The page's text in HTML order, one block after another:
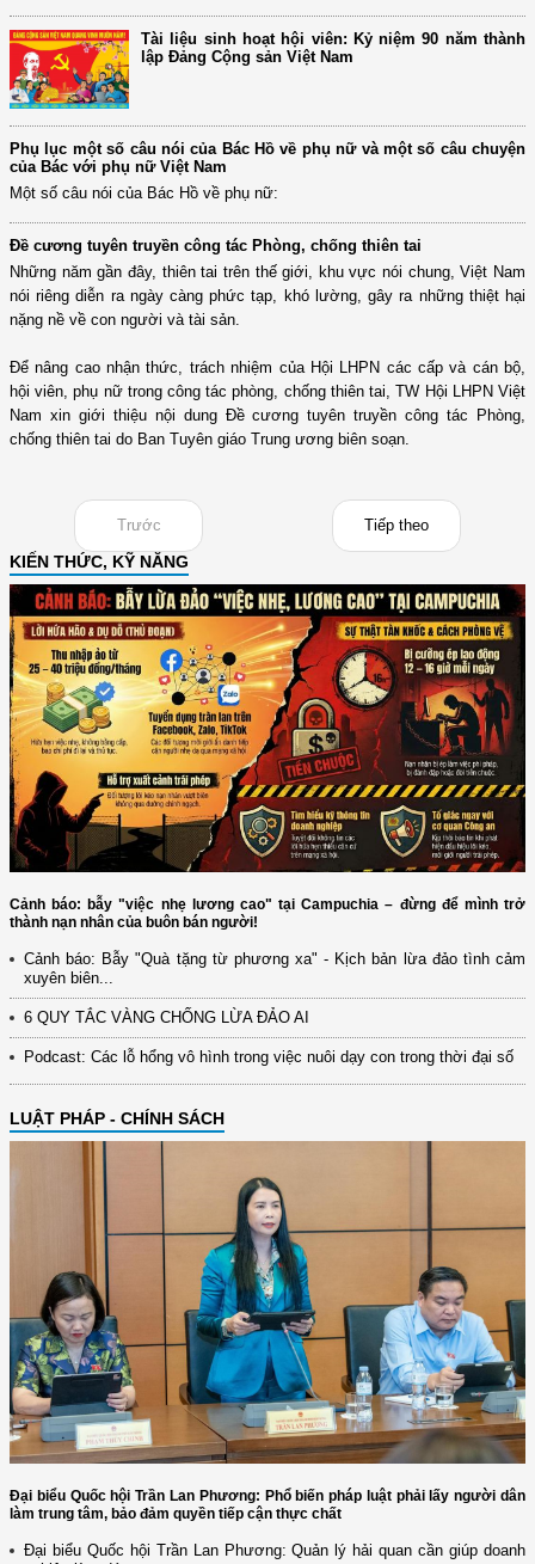
Tài liệu sinh hoạt hội viên: Kỷ niệm 90 năm thành
lập Đảng Cộng sản Việt Nam
Phụ lục một số câu nói của Bác Hồ về phụ nữ và một số câu chuyện
của Bác với phụ nữ Việt Nam
Một số câu nói của Bác Hồ về phụ nữ:
Đề cương tuyên truyền công tác Phòng, chống thiên tai
Những năm gần đây, thiên tai trên thế giới, khu vực nói chung, Việt Nam
nói riêng diễn ra ngày càng phức tạp, khó lường, gây ra những thiệt hại
nặng nề về con người và tài sản.
Để nâng cao nhận thức, trách nhiệm của Hội LHPN các cấp và cán bộ,
hội viên, phụ nữ trong công tác phòng, chống thiên tai, TW Hội LHPN Việt
Nam xin giới thiệu nội dung Đề cương tuyên truyền công tác Phòng,
chống thiên tai do Ban Tuyên giáo Trung ương biên soạn.
Trước Tiếp theo
KIẾN THỨC, KỸ NĂNG
Cảnh báo: bẫy "việc nhẹ lương cao" tại Campuchia – đừng để mình trở
thành nạn nhân của buôn bán người!
Cảnh báo: Bẫy "Quà tặng từ phương xa" - Kịch bản lừa đảo tình cảm
xuyên biên...
6 QUY TẮC VÀNG CHỐNG LỪA ĐẢO AI
Podcast: Các lỗ hổng vô hình trong việc nuôi dạy con trong thời đại số
LUẬT PHÁP - CHÍNH SÁCH
Đại biểu Quốc hội Trần Lan Phương: Phổ biến pháp luật phải lấy người dân
làm trung tâm, bảo đảm quyền tiếp cận thực chất
Đại biểu Quốc hội Trần Lan Phương: Quản lý hải quan cần giúp doanh